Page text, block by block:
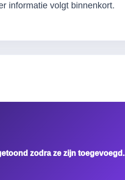
informatie volgt binnenkort.
zodra ze zijn toegevoegd.